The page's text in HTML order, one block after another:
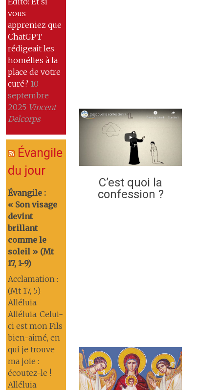
vous
appreniez que
ChatGPT
rédigeait les
homélies à la
place de votre
curé? 10
septembre
2025 Vincent
Delcorps
Évangile
du jour
Évangile :
« Son visage
devint
brillant
comme le
soleil » (Mt
17, 1-9)
Acclamation :
(Mt 17, 5)
Alléluia.
Alléluia. Celui-
ci est mon Fils
bien-aimé, en
qui je trouve
ma joie :
écoutez-le !
Alléluia.
C’est quoi la
confession ?